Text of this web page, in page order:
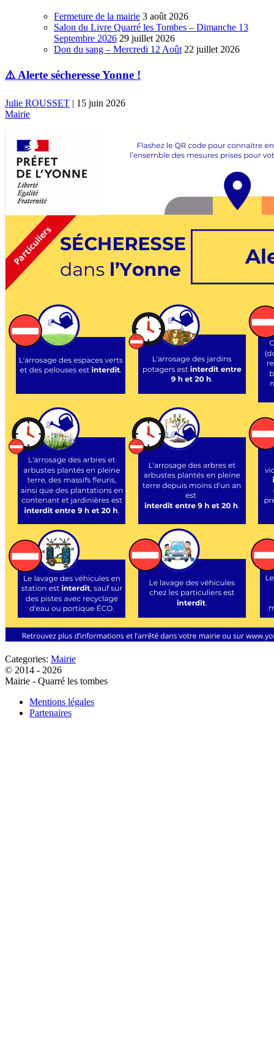
Fermeture de la mairie 3 août 2026
Salon du Livre Quarré les Tombes – Dimanche 13
Septembre 2026 29 juillet 2026
Don du sang – Mercredi 12 Août 22 juillet 2026
⚠️ Alerte sécheresse Yonne !
Julie ROUSSET | 15 juin 2026
Mairie
Categories: Mairie
© 2014 - 2026
Mairie - Quarré les tombes
Mentions légales
Partenaires